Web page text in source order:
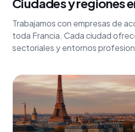
Ciudades y regiones
Trabajamos con empresas de
toda Francia. Cada ciudad
sectoriales y entornos